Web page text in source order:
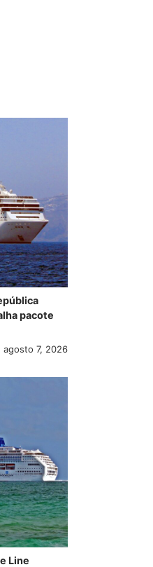
pacote
agosto 7, 2026
Line